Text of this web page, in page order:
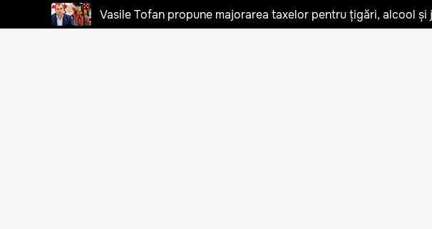
Vasile Tofan propune majorarea taxelor pentru țigări, alcool